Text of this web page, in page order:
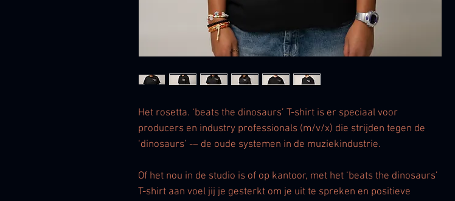
Het rosetta. ‘beats the dinosaurs’ T-shirt is er speciaal voor
producers en industry professionals (m/v/x) die strijden tegen de
‘dinosaurs’ -– de oude systemen in de muziekindustrie.
Of het nou in de studio is of op kantoor, met het ‘beats the dinosaurs’
T-shirt aan voel jij je gesterkt om je uit te spreken en positieve